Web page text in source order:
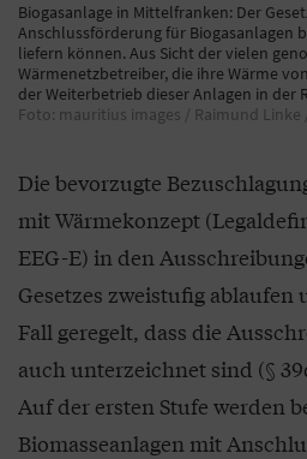
Biogasanlage in Mittelfranken: Der
Anschlussförderung für Biogasanlagen
liefern können. Aus Sicht der vielen
Wärmenetzbetreiber, die ihre Wärme
der Weiterbetrieb dieser Anlagen in der
Foto: mauritius images / Raimund Linke
Die bevorzugte
mit Wärmekonzept
EEG-E) in den
Gesetzes zweistufig
Fall geregelt, dass die
auch unterzeichnet sind (§
Auf der ersten Stufe werden
Biomasseanlagen mit